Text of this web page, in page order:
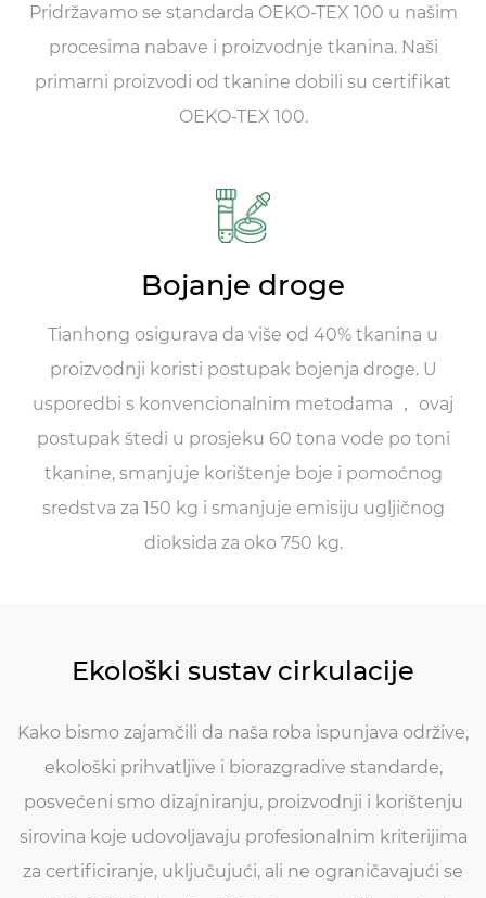
Pridržavamo se standarda OEKO-TEX 100 u našim
procesima nabave i proizvodnje tkanina. Naši
primarni proizvodi od tkanine dobili su certifikat
OEKO-TEX 100.
Bojanje droge
Tianhong osigurava da više od 40% tkanina u
proizvodnji koristi postupak bojenja droge. U
usporedbi s konvencionalnim metodama ， ovaj
postupak štedi u prosjeku 60 tona vode po toni
tkanine, smanjuje korištenje boje i pomoćnog
sredstva za 150 kg i smanjuje emisiju ugljičnog
dioksida za oko 750 kg.
Ekološki sustav cirkulacije
Kako bismo zajamčili da naša roba ispunjava održive,
ekološki prihvatljive i biorazgradive standarde,
posvećeni smo dizajniranju, proizvodnji i korištenju
sirovina koje udovoljavaju profesionalnim kriterijima
za certificiranje, uključujući, ali ne ograničavajući se